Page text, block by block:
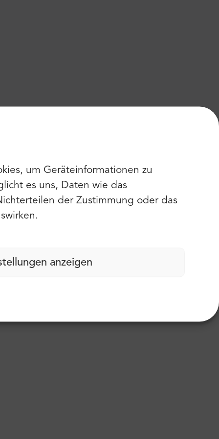
um Geräteinformationen zu
es uns, Daten wie das
der Zustimmung oder das
anzeigen